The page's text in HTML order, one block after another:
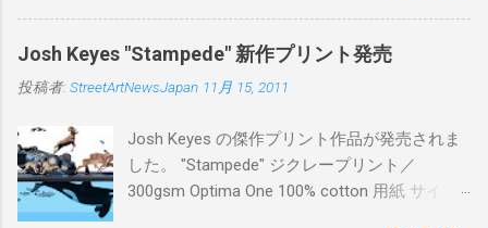
25）$125 購入は８月２６日に こちら から
Josh Keyes "Stampede" 新作プリント発売
投稿者: StreetArtNewsJapan 11月 15, 2011
Josh Keyes の傑作プリント作品が発売されま
した。 "Stampede" ジクレープリント／
300gsm Optima One 100% cotton 用紙 サイズ: